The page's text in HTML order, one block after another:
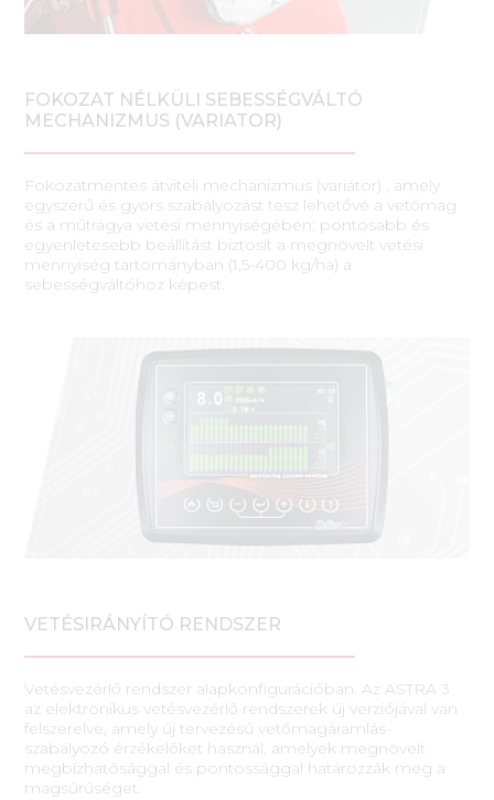
FOKOZAT NÉLKÜLI SEBESSÉGVÁLTÓ
MECHANIZMUS (VARIATOR)
Fokozatmentes átviteli mechanizmus (variátor) , amely
egyszerű és gyors szabályozást tesz lehetővé a vetőmag
és a műtrágya vetési mennyiségében; pontosabb és
egyenletesebb beállítást biztosít a megnövelt vetési
mennyiség tartományban (1,5-400 kg/ha) a
sebességváltóhoz képest.
VETÉSIRÁNYÍTÓ RENDSZER
Vetésvezérlő rendszer alapkonfigurációban. Az ASTRA 3
az elektronikus vetésvezérlő rendszerek új verziójával van
felszerelve, amely új tervezésű vetőmagáramlás-
szabályozó érzékelőket használ, amelyek megnövelt
megbízhatósággal és pontossággal határozzák meg a
magsűrűséget.